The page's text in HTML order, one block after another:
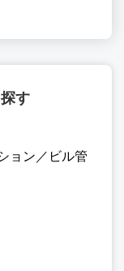
す
ョン／ビル管